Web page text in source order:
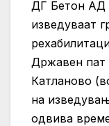
ДГ Бетон АД
изведуваат
Државен пат
Катланово
на
одвива